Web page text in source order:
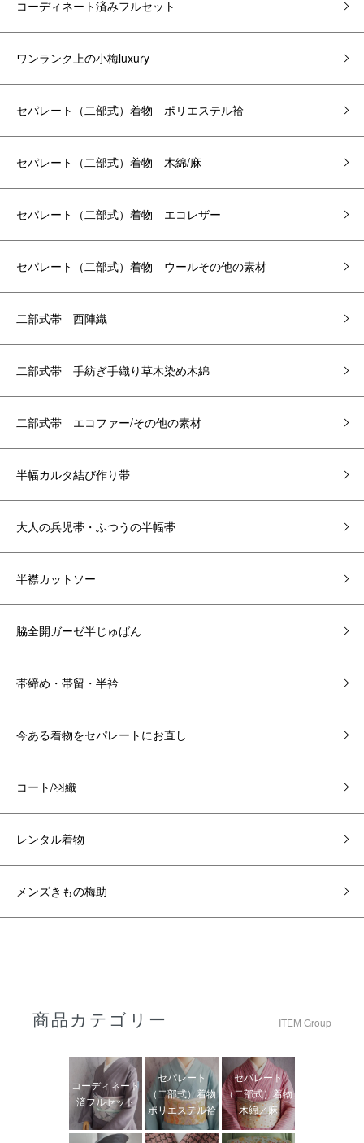
コーディネート済みフルセット
ワンランク上の小梅luxury
セパレート（二部式）着物 ポリエステル袷
セパレート（二部式）着物 木綿/麻
セパレート（二部式）着物 エコレザー
セパレート（二部式）着物 ウールその他の素材
二部式帯 西陣織
二部式帯 手紡ぎ手織り草木染め木綿
二部式帯 エコファー/その他の素材
半幅カルタ結び作り帯
大人の兵児帯・ふつうの半幅帯
半襟カットソー
脇全開ガーゼ半じゅばん
帯締め・帯留・半衿
今ある着物をセパレートにお直し
コート/羽織
レンタル着物
メンズきもの梅助
商品カテゴリー ITEM Group
コーディネート
済フルセット
セパレート
（二部式）着物
ポリエステル袷
セパレート
（二部式）着物
木綿／麻